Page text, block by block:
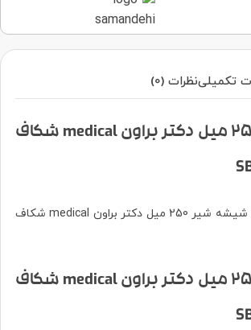
تکمیلینظرات (0)
شیشه شیر 250 میل دکتر براون medical شکاف
بررسی و مشخصات شیشه شیر 250 میل دکتر براون medical شکاف
شیشه شیر 250 میل دکتر براون medical شکاف